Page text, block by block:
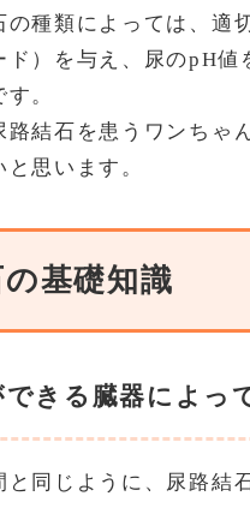
の種類によっては、適
ド）を与え、尿のpH
。
路結石を患うワンちゃ
思います。
基礎知識
できる臓器によっ
と同じように、尿路結